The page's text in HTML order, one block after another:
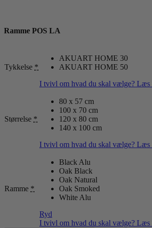
Ramme POS LA
Tykkelse *
AKUART HOME 30
AKUART HOME 50
I tvivl om hvad du skal vælge? Læs
Størrelse *
80 x 57 cm
100 x 70 cm
120 x 80 cm
140 x 100 cm
I tvivl om hvad du skal vælge? Læs
Ramme *
Black Alu
Oak Black
Oak Natural
Oak Smoked
White Alu
Ryd
I tvivl om hvad du skal vælge? Læs